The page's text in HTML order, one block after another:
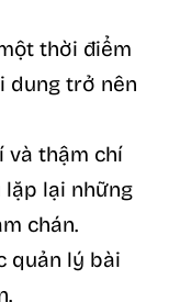
thời điểm
dung trở nên
và thậm chí
lặp lại những
chán.
quản lý bài